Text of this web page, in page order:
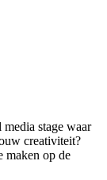
stage waar
creativiteit?
maken op de